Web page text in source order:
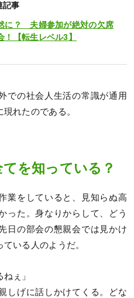
記事
に？ 夫婦参加が絶対の欠席
【転生レベル3】
での社会人生活の常識が通用
れたのである。
を知っている？
業をしていると、見知らぬ高
った。身なりからして、どう
日の部会の懇親会では見かけ
いる人のようだ。
ぇ」
しげに話しかけてくる。どな